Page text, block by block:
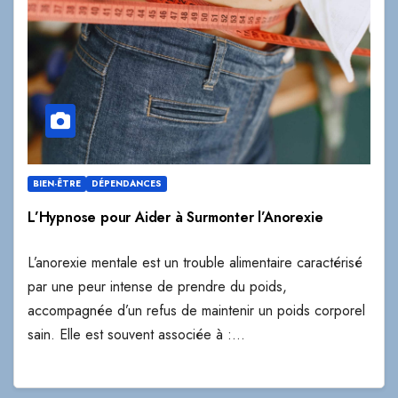
BIEN-ÊTRE DÉPENDANCES
L’Hypnose pour Aider à Surmonter l’Anorexie
L’anorexie mentale est un trouble alimentaire caractérisé
par une peur intense de prendre du poids,
accompagnée d’un refus de maintenir un poids corporel
sain. Elle est souvent associée à :…